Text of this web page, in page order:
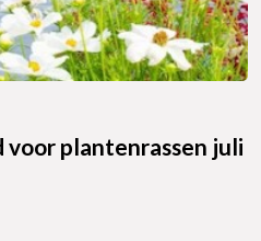
voor plantenrassen juli